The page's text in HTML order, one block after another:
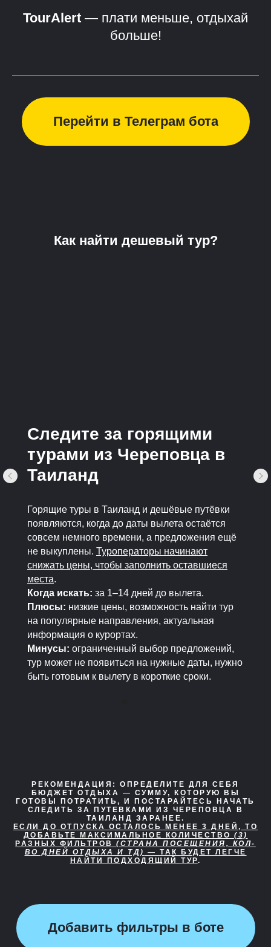
TourAlert — плати меньше, отдыхай
больше!
Перейти в Телеграм бота
Как найти дешевый тур?
Следите за горящими
турами из Череповца в
Таиланд
Горящие туры в Таиланд и дешёвые путёвки
появляются, когда до даты вылета остаётся
совсем немного времени, а предложения ещё
не выкуплены. Туроператоры начинают
снижать цены, чтобы заполнить оставшиеся
места.
Когда искать: за 1–14 дней до вылета.
Плюсы: низкие цены, возможность найти тур
на популярные направления, актуальная
информация о курортах.
Минусы: ограниченный выбор предложений,
тур может не появиться на нужные даты, нужно
быть готовым к вылету в короткие сроки.
РЕКОМЕНДАЦИЯ:
ОПРЕДЕЛИТЕ ДЛЯ СЕБЯ
БЮДЖЕТ ОТДЫХА — СУММУ, КОТОРУЮ ВЫ
ГОТОВЫ ПОТРАТИТЬ, И ПОСТАРАЙТЕСЬ НАЧАТЬ
СЛЕДИТЬ ЗА ПУТЕВКАМИ ИЗ ЧЕРЕПОВЦА В
ТАИЛАНД ЗАРАНЕЕ.
ЕСЛИ ДО ОТПУСКА ОСТАЛОСЬ МЕНЕЕ 3 ДНЕЙ, ТО
ДОБАВЬТЕ МАКСИМАЛЬНОЕ КОЛИЧЕСТВО (3)
РАЗНЫХ ФИЛЬТРОВ(СТРАНА ПОСЕЩЕНИЯ, КОЛ-
ВО ДНЕЙ ОТДЫХА И ТД) — ТАК БУДЕТ ЛЕГЧЕ
НАЙТИ ПОДХОДЯЩИЙ ТУР.
Добавить фильтры в боте